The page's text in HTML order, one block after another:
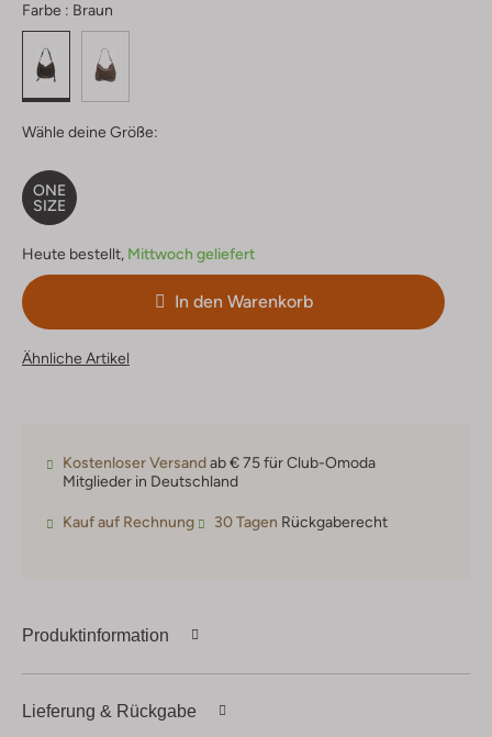
Farbe : Braun
Wähle deine Größe:
ONE
SIZE
Heute bestellt, Mittwoch geliefert
In den Warenkorb
Ähnliche Artikel
Kostenloser Versandab € 75 für Club-Omoda
Mitglieder in Deutschland
Kauf auf Rechnung 30 Tagen Rückgaberecht
Produktinformation
Lieferung & Rückgabe